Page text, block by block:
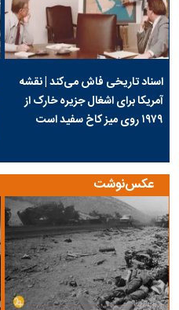
اسناد تاریخی فاش می‌کند | نقشه
آمریکا برای اشغال جزیره خارک از
۱۹۷۹ روی میز کاخ سفید است
عکس‌نوشت